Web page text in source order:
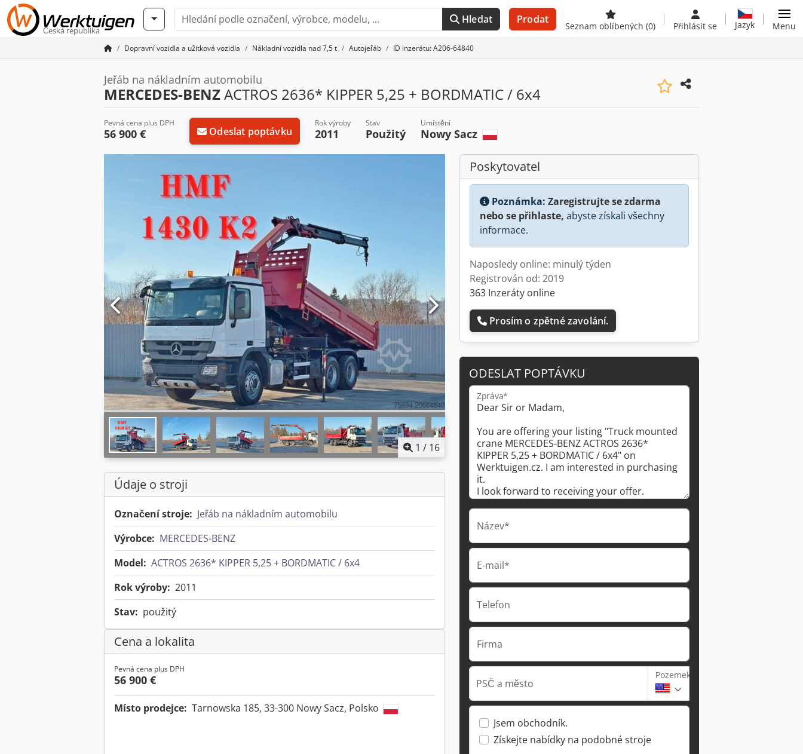
Česká republika
Hledat Prodat
Seznam oblíbených (0) Přihlásit se Jazyk Menu
Dopravní vozidla a užitková vozidla Nákladní vozidla nad 7,5 t Autojeřáb ID inzerátu: A206-64840
Jeřáb na nákladním automobilu
MERCEDES-BENZACTROS 2636* KIPPER 5,25 + BORDMATIC / 6x4
Pevná cena plus DPH
56 900 € Odeslat poptávku
Rok výroby
2011
Stav
Použitý
Umístění
Nowy Sacz
1 / 16
Údaje o stroji
Označení stroje: Jeřáb na nákladním automobilu
Výrobce: MERCEDES-BENZ
Model: ACTROS 2636* KIPPER 5,25 + BORDMATIC / 6x4
Rok výroby: 2011
Stav: použitý
Cena a lokalita
Pevná cena plus DPH
56 900 €
Místo prodejce: Tarnowska 185, 33-300 Nowy Sacz, Polsko
Poskytovatel
Poznámka: Zaregistrujte se zdarma
nebo se přihlaste, abyste získali všechny
informace.
Naposledy online: minulý týden
Registrován od: 2019
363 Inzeráty online
Prosím o zpětné zavolání.
ODESLAT POPTÁVKU
Zpráva*
Název*
E-mail*
Telefon
Firma
PSČ a město
Pozemek
Jsem obchodník.
Získejte nabídky na podobné stroje